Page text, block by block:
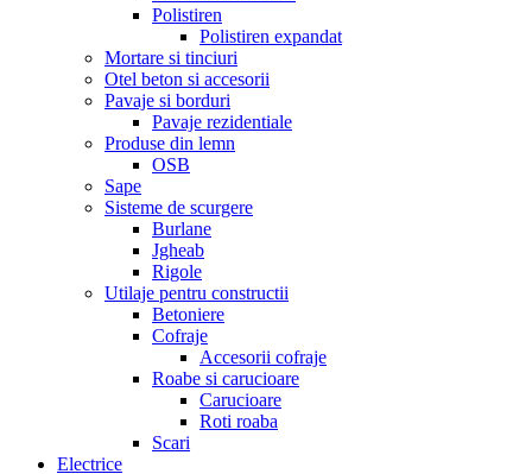
Polistiren
Polistiren expandat
Mortare si tinciuri
Otel beton si accesorii
Pavaje si borduri
Pavaje rezidentiale
Produse din lemn
OSB
Sape
Sisteme de scurgere
Burlane
Jgheab
Rigole
Utilaje pentru constructii
Betoniere
Cofraje
Accesorii cofraje
Roabe si carucioare
Carucioare
Roti roaba
Scari
Electrice